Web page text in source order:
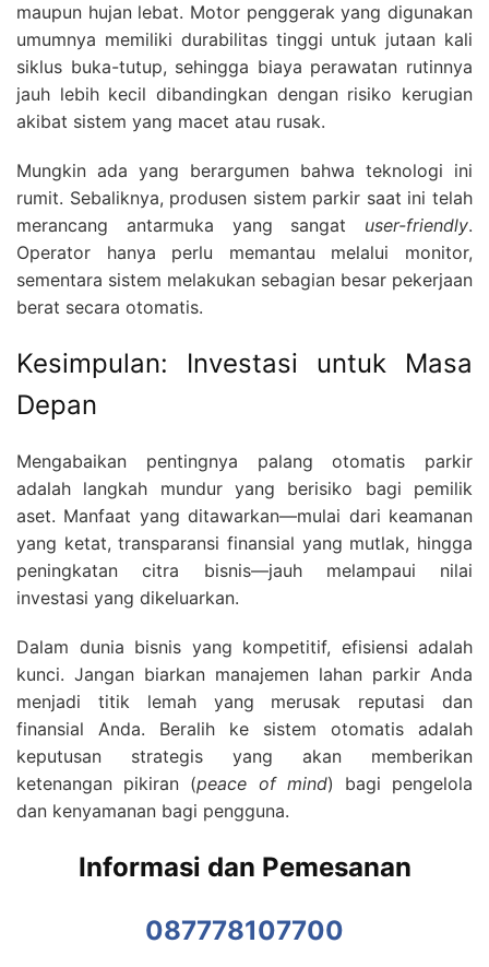
maupun hujan lebat. Motor penggerak yang digunakan
umumnya memiliki durabilitas tinggi untuk jutaan kali
siklus buka-tutup, sehingga biaya perawatan rutinnya
jauh lebih kecil dibandingkan dengan risiko kerugian
akibat sistem yang macet atau rusak.
Mungkin ada yang berargumen bahwa teknologi ini
rumit. Sebaliknya, produsen sistem parkir saat ini telah
merancang antarmuka yang sangat user-friendly.
Operator hanya perlu memantau melalui monitor,
sementara sistem melakukan sebagian besar pekerjaan
berat secara otomatis.
Kesimpulan: Investasi untuk Masa
Depan
Mengabaikan pentingnya palang otomatis parkir
adalah langkah mundur yang berisiko bagi pemilik
aset. Manfaat yang ditawarkan—mulai dari keamanan
yang ketat, transparansi finansial yang mutlak, hingga
peningkatan citra bisnis—jauh melampaui nilai
investasi yang dikeluarkan.
Dalam dunia bisnis yang kompetitif, efisiensi adalah
kunci. Jangan biarkan manajemen lahan parkir Anda
menjadi titik lemah yang merusak reputasi dan
finansial Anda. Beralih ke sistem otomatis adalah
keputusan strategis yang akan memberikan
ketenangan pikiran (peace of mind) bagi pengelola
dan kenyamanan bagi pengguna.
Informasi dan Pemesanan
087778107700